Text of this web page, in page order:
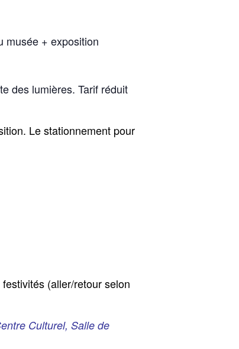
musée + exposition
des lumières. Tarif réduit
Le stationnement pour
(aller/retour selon
Culturel, Salle de